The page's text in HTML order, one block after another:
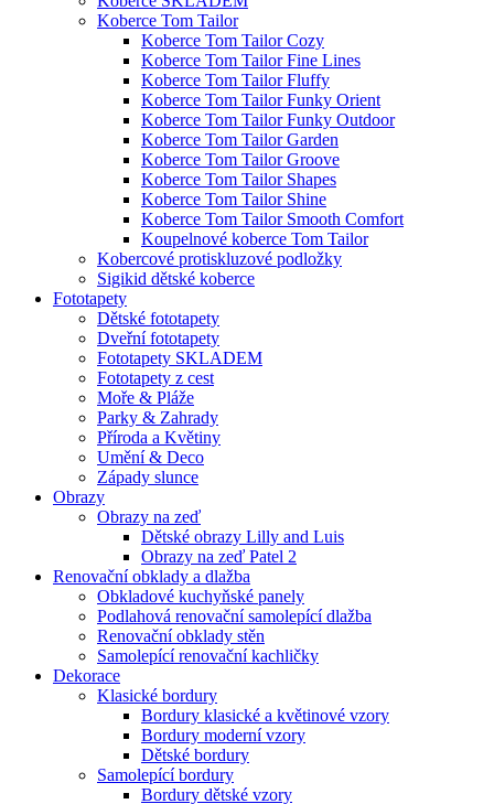
Koberce Tom Tailor
Koberce Tom Tailor Cozy
Koberce Tom Tailor Fine Lines
Koberce Tom Tailor Fluffy
Koberce Tom Tailor Funky Orient
Koberce Tom Tailor Funky Outdoor
Koberce Tom Tailor Garden
Koberce Tom Tailor Groove
Koberce Tom Tailor Shapes
Koberce Tom Tailor Shine
Koberce Tom Tailor Smooth Comfort
Koupelnové koberce Tom Tailor
Kobercové protiskluzové podložky
Sigikid dětské koberce
Fototapety
Dětské fototapety
Dveřní fototapety
Fototapety SKLADEM
Fototapety z cest
Moře & Pláže
Parky & Zahrady
Příroda a Květiny
Umění & Deco
Západy slunce
Obrazy
Obrazy na zeď
Dětské obrazy Lilly and Luis
Obrazy na zeď Patel 2
Renovační obklady a dlažba
Obkladové kuchyňské panely
Podlahová renovační samolepící dlažba
Renovační obklady stěn
Samolepící renovační kachličky
Dekorace
Klasické bordury
Bordury klasické a květinové vzory
Bordury moderní vzory
Dětské bordury
Samolepící bordury
Bordury dětské vzory